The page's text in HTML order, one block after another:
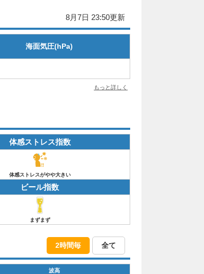
8月7日 23:50更新
海面気圧(hPa)
もっと詳しく
体感ストレス指数
体感ストレスがやや大きい
ビール指数
まずまず
2時間毎 全て
波高